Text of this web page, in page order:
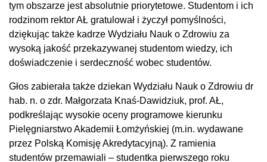
tym obszarze jest absolutnie priorytetowe. Studentom i ich
rodzinom rektor AŁ gratulował i życzył pomyślności,
dziękując także kadrze Wydziału Nauk o Zdrowiu za
wysoką jakość przekazywanej studentom wiedzy, ich
doświadczenie i serdeczność wobec studentów.
Głos zabierała także dziekan Wydziału Nauk o Zdrowiu dr
hab. n. o zdr. Małgorzata Knaś-Dawidziuk, prof. AŁ,
podkreślając wysokie oceny programowe kierunku
Pielęgniarstwo Akademii Łomżyńskiej (m.in. wydawane
przez Polską Komisję Akredytacyjną). Z ramienia
studentów przemawiali – studentka pierwszego roku